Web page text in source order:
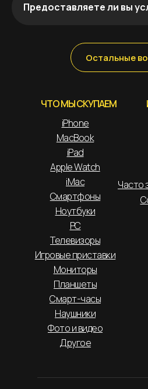
Предоставляете ли вы
Остальные
iPhone
MacBook
iPad
Apple Watch
iMac
Смартфоны
Ноутбуки
PC
Телевизоры
Игровые приставки
Мониторы
Планшеты
Смарт-часы
Наушники
Фото и видео
Другое
ЧТО МЫ СКУПАЕМ
Часто